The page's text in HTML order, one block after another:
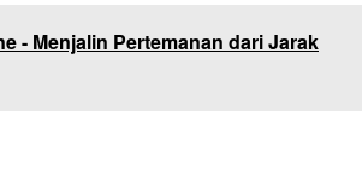
- Menjalin Pertemanan dari Jarak